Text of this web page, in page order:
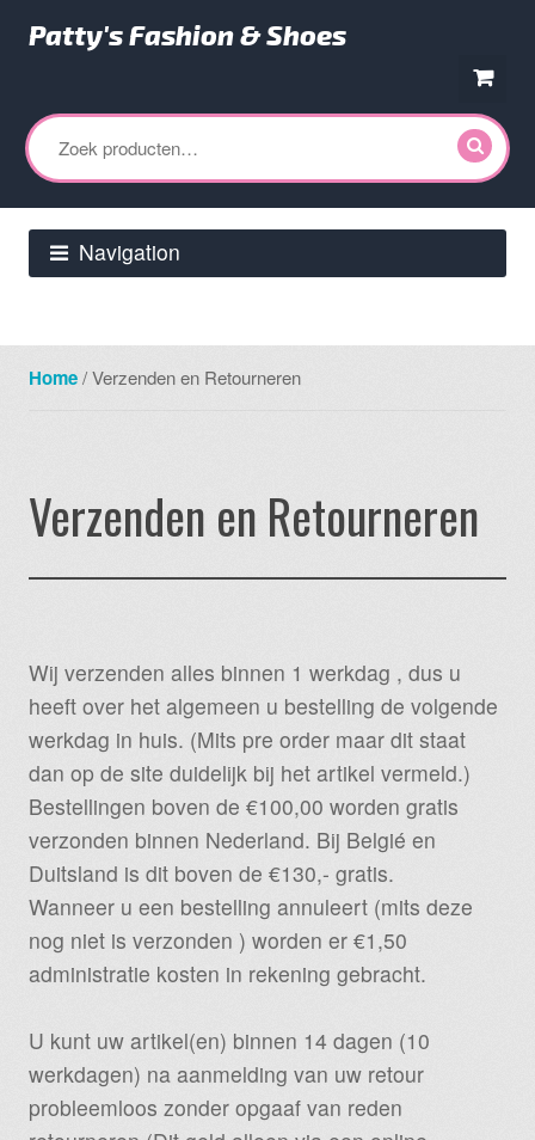
naar
navigatie
naar
de
inhoud
Patty's Fashion & Shoes
Zoeken
naar:
Navigation
Home/ Verzenden en Retourneren
Verzenden en Retourneren
Wij verzenden alles binnen 1 werkdag , dus u
heeft over het algemeen u bestelling de volgende
werkdag in huis. (Mits pre order maar dit staat
dan op de site duidelijk bij het artikel vermeld.)
Bestellingen boven de €100,00 worden gratis
verzonden binnen Nederland. Bij Belgié en
Duitsland is dit boven de €130,- gratis.
Wanneer u een bestelling annuleert (mits deze
nog niet is verzonden ) worden er €1,50
administratie kosten in rekening gebracht.
U kunt uw artikel(en) binnen 14 dagen (10
werkdagen) na aanmelding van uw retour
probleemloos zonder opgaaf van reden